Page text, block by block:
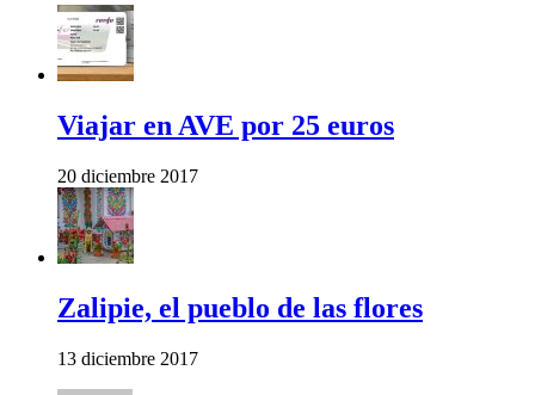
Viajar en AVE por 25 euros
20 diciembre 2017
Zalipie, el pueblo de las flores
13 diciembre 2017